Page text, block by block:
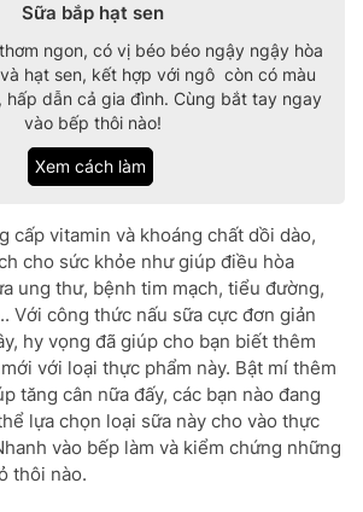
Sữa bắp hạt sen
ngon, có vị béo béo ngậy ngậy hòa
hạt sen, kết hợp với ngô còn có màu
dẫn cả gia đình. Cùng bắt tay ngay
vào bếp thôi nào!
Xem cách làm
cấp vitamin và khoáng chất dồi dào,
cho sức khỏe như giúp điều hòa
ung thư, bệnh tim mạch, tiểu đường,
Với công thức nấu sữa cực đơn giản
hy vọng đã giúp cho bạn biết thêm
với loại thực phẩm này. Bật mí thêm
tăng cân nữa đấy, các bạn nào đang
lựa chọn loại sữa này cho vào thực
vào bếp làm và kiểm chứng những
thôi nào.